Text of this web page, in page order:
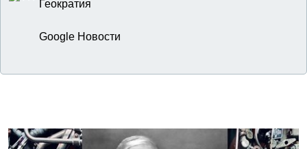
Геократия
Google Новости